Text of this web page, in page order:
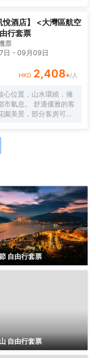
與時尚都會的穿越樂
悅酒店】 <大灣區航空
行套票
票
日 - 09月09日
HKD 2,408+/人
心位置，山水環繞，擁
市氣息。 舒適優雅的客
園美景，部分客房可俯
，綠徑通幽，適合舉辦
自由行套票
自由行套票